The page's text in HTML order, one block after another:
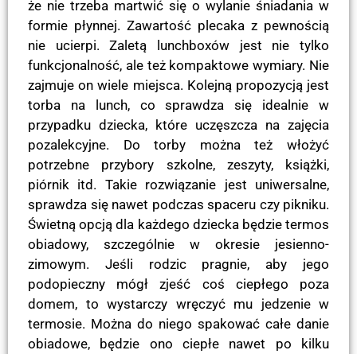
że nie trzeba martwić się o wylanie śniadania w
formie płynnej. Zawartość plecaka z pewnością
nie ucierpi. Zaletą lunchboxów jest nie tylko
funkcjonalność, ale też kompaktowe wymiary. Nie
zajmuje on wiele miejsca. Kolejną propozycją jest
torba na lunch, co sprawdza się idealnie w
przypadku dziecka, które uczęszcza na zajęcia
pozalekcyjne. Do torby można też włożyć
potrzebne przybory szkolne, zeszyty, książki,
piórnik itd. Takie rozwiązanie jest uniwersalne,
sprawdza się nawet podczas spaceru czy pikniku.
Świetną opcją dla każdego dziecka będzie termos
obiadowy, szczególnie w okresie jesienno-
zimowym. Jeśli rodzic pragnie, aby jego
podopieczny mógł zjeść coś ciepłego poza
domem, to wystarczy wręczyć mu jedzenie w
termosie. Można do niego spakować całe danie
obiadowe, będzie ono ciepłe nawet po kilku